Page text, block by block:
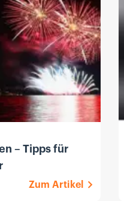
– Tipps für
Zum Artikel